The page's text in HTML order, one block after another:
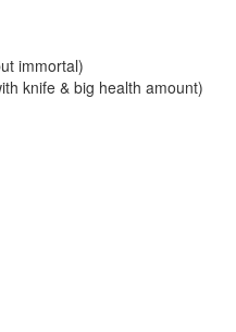
immortal)
knife & big health amount)